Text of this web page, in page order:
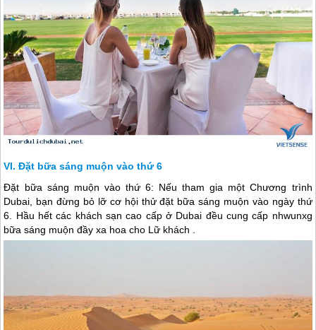
Đặt bữa sáng muộn vào thứ 6
Đặt bữa sáng muộn vào thứ 6: Nếu tham gia một Chương trình
Dubai, bạn đừng bỏ lỡ cơ hội thử đặt bữa sáng muộn vào ngày thứ
6. Hầu hết các khách sạn cao cấp ở Dubai đều cung cấp nhwunxg
bữa sáng muộn đầy xa hoa cho Lữ khách .